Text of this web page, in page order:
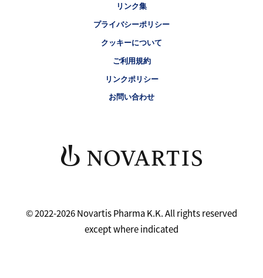
リンク集
プライバシーポリシー
クッキーについて
ご利用規約
リンクポリシー
お問い合わせ
© 2022-2026 Novartis Pharma K.K. All rights reserved
except where indicated